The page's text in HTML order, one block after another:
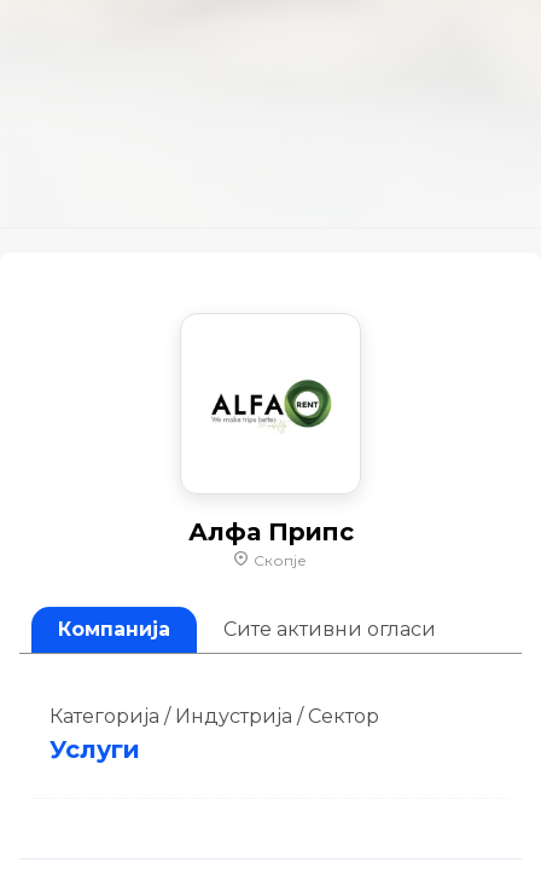
Алфа Припс
Скопје
Компанија Сите активни огласи
Категорија / Индустрија / Сектор
Услуги